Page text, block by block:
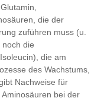
die der
zuführen muss (u.
die
die am
des Wachstums,
Nachweise für
bei der